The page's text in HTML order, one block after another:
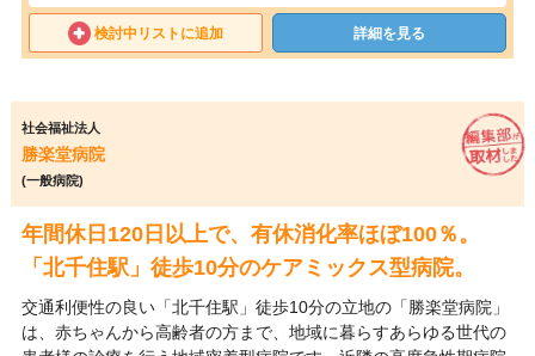
検討中リストに追加 詳細を見る
社会福祉法人
勝楽堂病院
(一般病院)
年間休日120日以上で、有休消化率ほぼ100％。
「北千住駅」徒歩10分のケアミックス型病院。
交通利便性の良い「北千住駅」徒歩10分の立地の「勝楽堂病院」
は、赤ちゃんから高齢者の方まで、地域に暮らすあらゆる世代の